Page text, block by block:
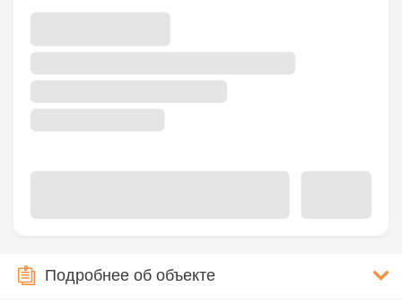
Подробнее об объекте